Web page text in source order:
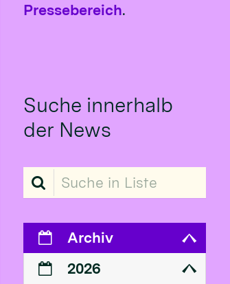
Pressebereich.
Suche innerhalb
der News
Suche in Liste
Archiv
2026